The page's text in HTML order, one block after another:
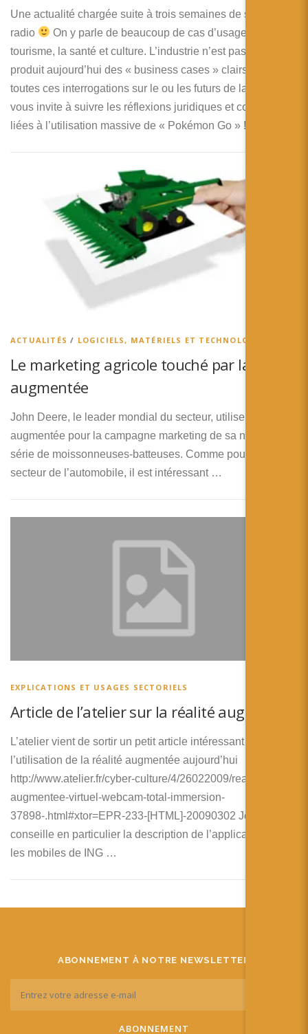
Une actualité chargée suite à trois semaines de silence
radio
On y parle de beaucoup de cas d’usages dans la
tourisme, la santé et culture. L’industrie n’est pas oubliée et
produit aujourd’hui des « business cases » clairs. Et dans
toutes ces interrogations sur le ou les futurs de la RA, je
vous invite à suivre les réflexions juridiques et cognitives
liées à l’utilisation massive de « Pokémon Go » !
ACTUALITÉS / LOGICIELS, MATÉRIELS ET TECHNOLOGIES
Le marketing agricole touché par la réalité
augmentée
John Deere, le leader mondial du secteur, utilise la réalité
augmentée pour la campagne marketing de sa nouvelle
série de moissonneuses-batteuses. Comme pour le
secteur de l’automobile, il est intéressant …
EXPLICATIONS ET USAGES SECTORIELS
Article de l’atelier sur la réalité augmentée
L’atelier vient de sortir un petit article intéressant sur
l’utilisation de la réalité augmentée aujourd’hui
http://www.atelier.fr/cyber-culture/4/26022009/realite-
augmentee-virtuel-webcam-total-immersion-
37898-.html#xtor=EPR-233-[HTML]-20090302 Je vous
conseille en particulier la description de l’application sur
les mobiles de ING …
ABONNEMENT À NOTRE NEWSLETTER